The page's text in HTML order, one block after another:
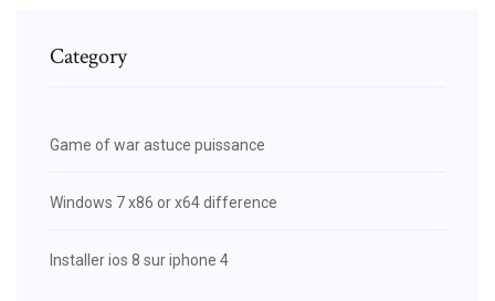
Category
Game of war astuce puissance
Windows 7 x86 or x64 difference
Installer ios 8 sur iphone 4